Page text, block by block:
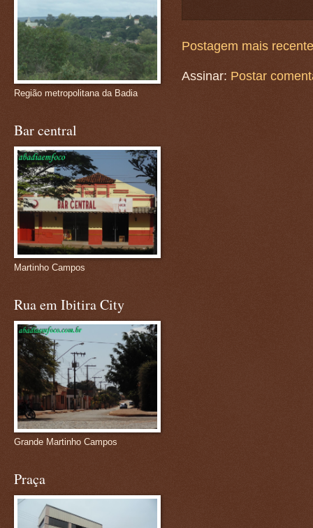
Postagem mais recente
Assinar: Postar
Região metropolitana da Badia
Bar central
Martinho Campos
Rua em Ibitira City
Grande Martinho Campos
Praça